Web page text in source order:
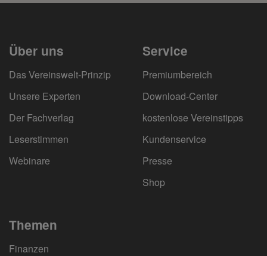
Über uns
Das Vereinswelt-Prinzip
Unsere Experten
Der Fachverlag
Leserstimmen
Webinare
Service
Premiumbereich
Download-Center
kostenlose Vereinstipps
Kundenservice
Presse
Shop
Themen
Finanzen